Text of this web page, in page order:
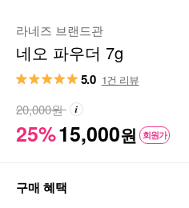
라네즈 브랜드관
네오 파우더 7g
5.0 1건 리뷰
25%15,000원 회원가
20,000원
구매 혜택